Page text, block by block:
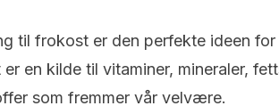
til frokost er den perfekte ideen
er en kilde til vitaminer, mineraler,
som fremmer vår velvære.